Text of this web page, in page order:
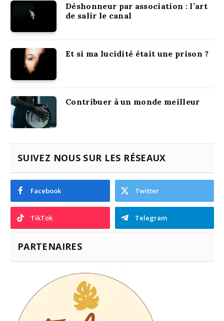
Déshonneur par association : l’art
de salir le canal
Et si ma lucidité était une prison ?
Contribuer à un monde meilleur
SUIVEZ NOUS SUR LES RÉSEAUX
Facebook Twitter
TikTok Telegram
PARTENAIRES